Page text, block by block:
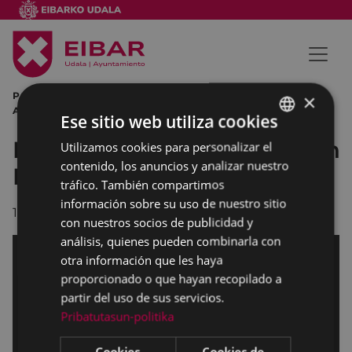
PORTALEA EIBAR EXPOSICIÓN MUSEO DE LA INDUSTRIA
ARMERA MODA ION FIZ MIGUEL DE LOS TOYOS
Exposición 'XV aniversario Ion
Fiz en la alta costura'
12/12/2017
BASQUE
SPANISH
×
Ese sitio web utiliza cookies
Utilizamos cookies para personalizar el
contenido, los anuncios y analizar nuestro
tráfico. También compartimos
información sobre su uso de nuestro sitio
con nuestros socios de publicidad y
análisis, quienes pueden combinarla con
otra información que les haya
proporcionado o que hayan recopilado a
partir del uso de sus servicios.
Pribatutasun-politika